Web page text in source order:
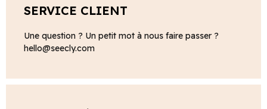
SERVICE CLIENT
Une question ? Un petit mot à nous faire passer ?
hello@seecly.com